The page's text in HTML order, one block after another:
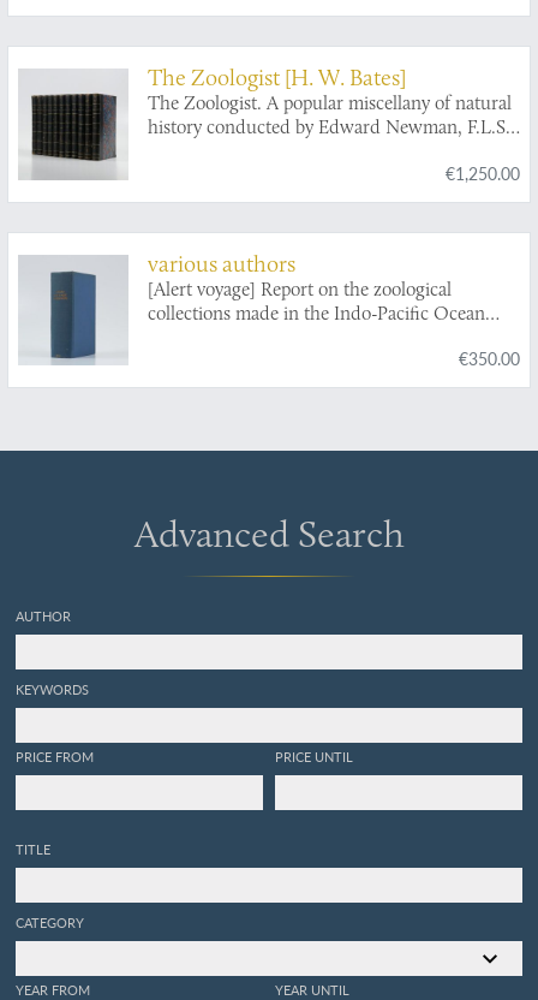
The Zoologist [H. W. Bates]
The Zoologist. A popular miscellany of natural
history conducted by Edward Newman, F.L.S.,
€1,250.00
various authors
[Alert voyage] Report on the zoological
collections made in the Indo-Pacific Ocean
€350.00
Advanced Search
AUTHOR
KEYWORDS
PRICE FROM PRICE UNTIL
TITLE
CATEGORY
YEAR FROM YEAR UNTIL